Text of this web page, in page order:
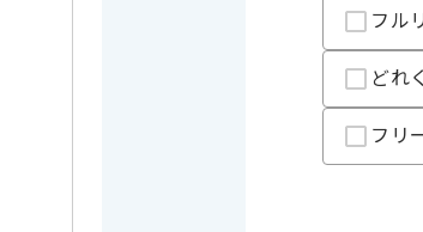
SES事業を展開している企業になりま
今回は韓国系企業向けPMサポートを
プロジェクトは長期を想定しており、
中長期的に腰をすえての参画を希望さ
PMO経験やご自身の語学力を活かした
おすすめの案件となっております。
フル
どれ
フリ